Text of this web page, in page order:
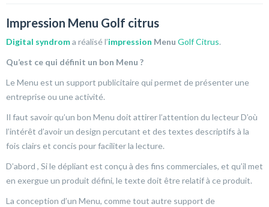
Impression Menu Golf citrus
Digital syndroma réalisé l’impression Menu Golf Citrus.
Qu’est ce qui définit un bon Menu ?
Le Menu est un support publicitaire qui permet de présenter une
entreprise ou une activité.
Il faut savoir qu’un bon Menu doit attirer l’attention du lecteur D’où
l’intérêt d’avoir un design percutant et des textes descriptifs à la
fois clairs et concis pour faciliter la lecture.
D’abord , Si le dépliant est conçu à des fins commerciales, et qu’il met
en exergue un produit défini, le texte doit être relatif à ce produit.
La conception d’un Menu, comme tout autre support de